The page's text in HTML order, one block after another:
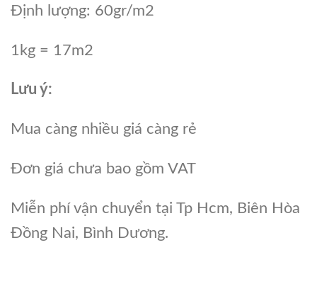
Định lượng: 60gr/m2
1kg = 17m2
Lưu ý:
Mua càng nhiều giá càng rẻ
Đơn giá chưa bao gồm VAT
Miễn phí vận chuyển tại Tp Hcm, Biên Hòa
Đồng Nai, Bình Dương.